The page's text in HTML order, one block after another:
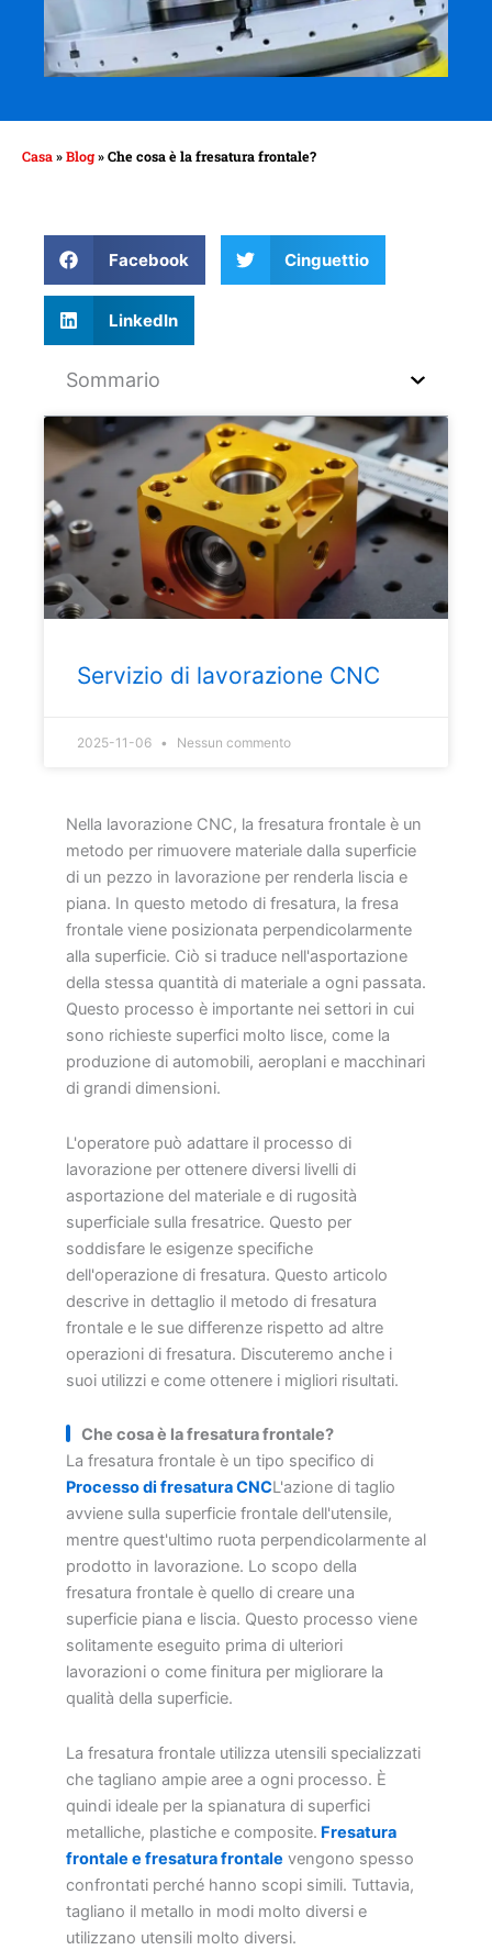
Casa »Blog»Che cosa è la fresatura frontale?
Facebook Cinguettio
LinkedIn
Sommario
Servizio di lavorazione CNC
2025-11-06 Nessun commento
Nella lavorazione CNC, la fresatura frontale è un
metodo per rimuovere materiale dalla superficie
di un pezzo in lavorazione per renderla liscia e
piana. In questo metodo di fresatura, la fresa
frontale viene posizionata perpendicolarmente
alla superficie. Ciò si traduce nell'asportazione
della stessa quantità di materiale a ogni passata.
Questo processo è importante nei settori in cui
sono richieste superfici molto lisce, come la
produzione di automobili, aeroplani e macchinari
di grandi dimensioni.
L'operatore può adattare il processo di
lavorazione per ottenere diversi livelli di
asportazione del materiale e di rugosità
superficiale sulla fresatrice. Questo per
soddisfare le esigenze specifiche
dell'operazione di fresatura. Questo articolo
descrive in dettaglio il metodo di fresatura
frontale e le sue differenze rispetto ad altre
operazioni di fresatura. Discuteremo anche i
suoi utilizzi e come ottenere i migliori risultati.
Che cosa è la fresatura frontale?
La fresatura frontale è un tipo specifico di
Processo di fresatura CNCL'azione di taglio
avviene sulla superficie frontale dell'utensile,
mentre quest'ultimo ruota perpendicolarmente al
prodotto in lavorazione. Lo scopo della
fresatura frontale è quello di creare una
superficie piana e liscia. Questo processo viene
solitamente eseguito prima di ulteriori
lavorazioni o come finitura per migliorare la
qualità della superficie.
La fresatura frontale utilizza utensili specializzati
che tagliano ampie aree a ogni processo. È
quindi ideale per la spianatura di superfici
metalliche, plastiche e composite. Fresatura
frontale e fresatura frontale vengono spesso
confrontati perché hanno scopi simili. Tuttavia,
tagliano il metallo in modi molto diversi e
utilizzano utensili molto diversi.